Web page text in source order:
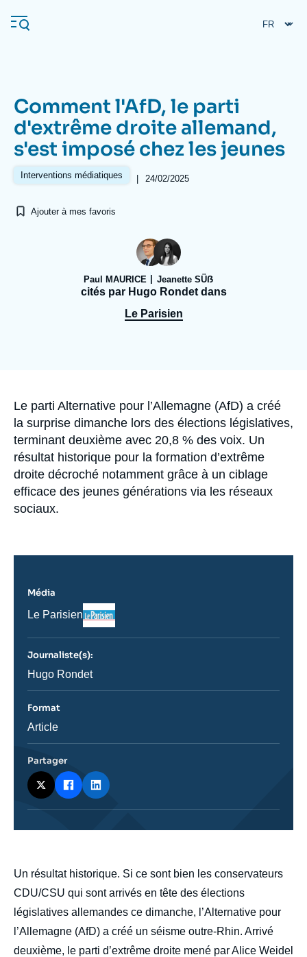
au
contenu
Navigation
principale
L'Ifri
Se connecter
À propos de l'Ifri
Proche-Orient
Comment l'AfD, le parti
d'extrême droite allemand,
s'est imposé chez les jeunes
Interventions médiatiques | 24/02/2025
Ajouter à mes favoris
Paul MAURICE Jeanette SÜẞ
cités par Hugo Rondet dans
Le Parisien
Accroche
Le parti Alternative pour l’Allemagne (AfD) a créé
la surprise dimanche lors des élections législatives,
terminant deuxième avec 20,8 % des voix. Un
résultat historique pour la formation d’extrême
droite décroché notamment grâce à un ciblage
efficace des jeunes générations via les réseaux
sociaux.
body
Un résultat historique. Si ce sont bien les conservateurs
CDU/CSU qui sont arrivés en tête des élections
législatives allemandes ce dimanche, l’Alternative pour
l’Allemagne (AfD) a créé un séisme outre-Rhin. Arrivé
deuxième, le parti d’extrême droite mené par Alice Weidel
Média
Nom
journal,
ou
émission
Le Parisien
Logo
Journaliste(s):
Journaliste
Hugo Rondet
Format
Catégorie
Article
Partager